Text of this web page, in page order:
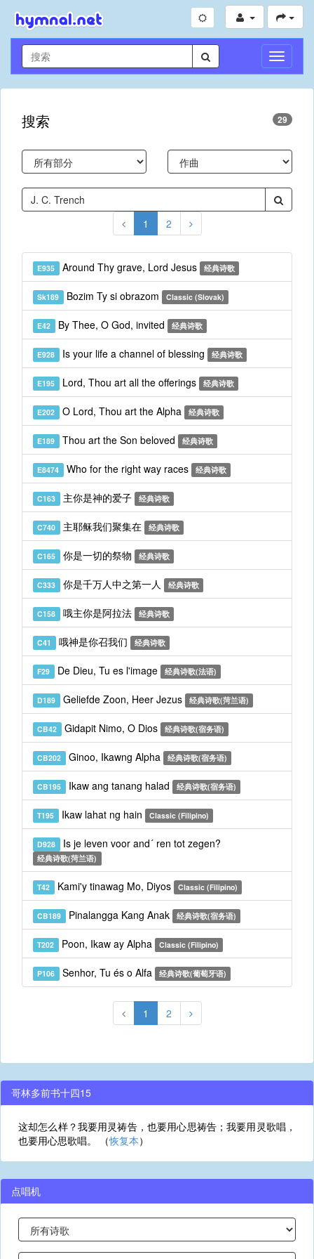
切
换
导
搜索 29
1 2
E935 Around Thy grave, Lord Jesus 经典诗歌
Sk189 Bozim Ty si obrazom Classic (Slovak)
E42 By Thee, O God, invited 经典诗歌
E928 Is your life a channel of blessing 经典诗歌
E195 Lord, Thou art all the offerings 经典诗歌
E202 O Lord, Thou art the Alpha 经典诗歌
E189 Thou art the Son beloved 经典诗歌
E8474 Who for the right way races 经典诗歌
C163 主你是神的爱子 经典诗歌
C740 主耶稣我们聚集在 经典诗歌
C165 你是一切的祭物 经典诗歌
C333 你是千万人中之第一人 经典诗歌
C158 哦主你是阿拉法 经典诗歌
C41 哦神是你召我们 经典诗歌
F29 De Dieu, Tu es l'image 经典诗歌(法语)
D189 Geliefde Zoon, Heer Jezus 经典诗歌(菏兰语)
CB42 Gidapit Nimo, O Dios 经典诗歌(宿务语)
CB202 Ginoo, Ikawng Alpha 经典诗歌(宿务语)
CB195 Ikaw ang tanang halad 经典诗歌(宿务语)
T195 Ikaw lahat ng hain Classic (Filipino)
D928 Is je leven voor and´ ren tot zegen?
经典诗歌(菏兰语)
T42 Kami'y tinawag Mo, Diyos Classic (Filipino)
CB189 Pinalangga Kang Anak 经典诗歌(宿务语)
T202 Poon, Ikaw ay Alpha Classic (Filipino)
P106 Senhor, Tu és o Alfa 经典诗歌(葡萄牙语)
1 2
哥林多前书十四15
这却怎么样？我要用灵祷告，也要用心思祷告；我要用灵歌唱，
也要用心思歌唱。 （恢复本）
点唱机